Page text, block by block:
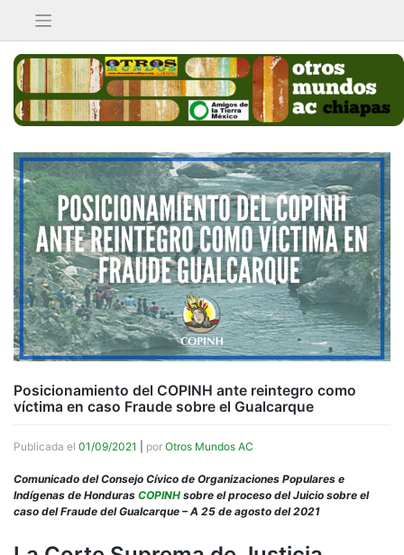
contenido
Posicionamiento del COPINH ante reintegro como
víctima en caso Fraude sobre el Gualcarque
Publicada el 01/09/2021 por Otros Mundos AC
Comunicado del Consejo Cívico de Organizaciones Populares e
Indígenas de Honduras COPINH sobre el proceso del Juicio sobre el
caso del Fraude del Gualcarque – A 25 de agosto del 2021